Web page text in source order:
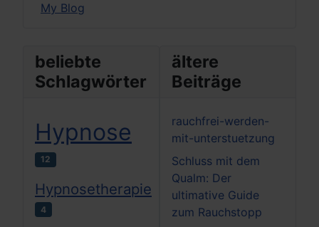
My Blog
beliebte
Schlagwörter
Hypnose
12
Hypnosetherapie
4
ältere
Beiträge
rauchfrei-werden-
mit-unterstuetzung
Schluss mit dem
Qualm: Der
ultimative Guide
zum Rauchstopp